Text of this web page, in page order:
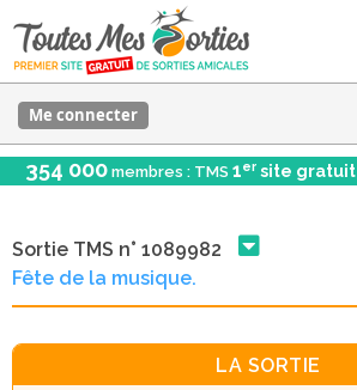
Me connecter
354 000 membres : TMS 1er site gratuit
Sortie TMS n° 1089982
Fête de la musique.
LA SORTIE